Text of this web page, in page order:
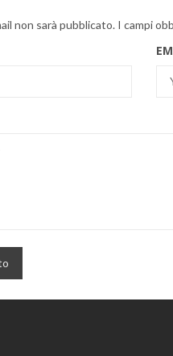
non sarà pubblicato. I campi